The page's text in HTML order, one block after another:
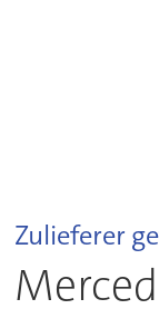
Zulieferer